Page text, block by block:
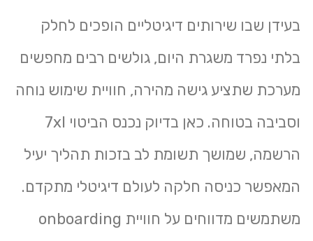
בעידן שבו שירותים דיגיטליים הופכים לחלק
בלתי נפרד משגרת היום, גולשים רבים מחפשים
מערכת שתציע גישה מהירה, חוויית שימוש נוחה
וסביבה בטוחה. כאן בדיוק נכנס הביטוי 7xl
הרשמה, שמושך תשומת לב בזכות תהליך יעיל
המאפשר כניסה חלקה לעולם דיגיטלי מתקדם.
משתמשים מדווחים על חוויית onboarding